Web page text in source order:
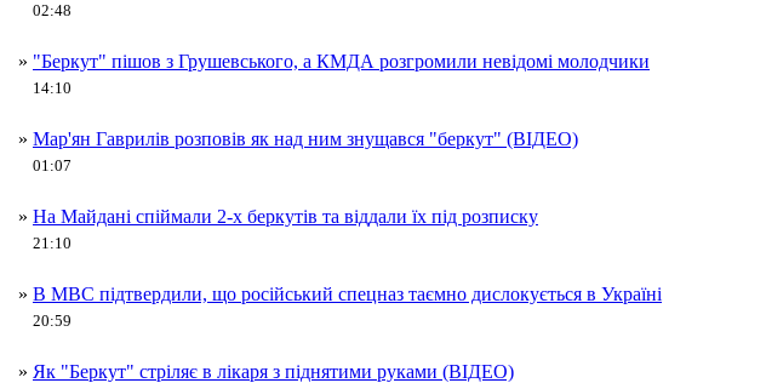
02:48
» "Беркут" пішов з Грушевського, а КМДА розгромили невідомі молодчики
14:10
» Мар'ян Гаврилів розповів як над ним знущався "беркут" (ВІДЕО)
01:07
» На Майдані спіймали 2-х беркутів та віддали їх під розписку
21:10
» В МВС підтвердили, що російський спецназ таємно дислокується в Україні
20:59
» Як "Беркут" стріляє в лікаря з піднятими руками (ВІДЕО)